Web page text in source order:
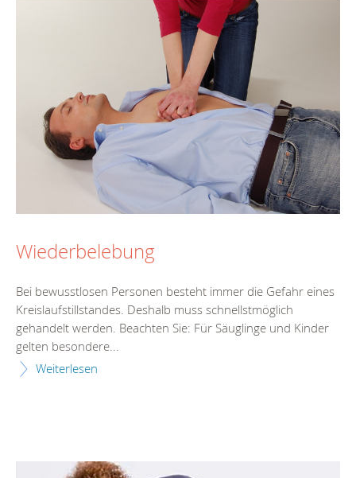
Wiederbelebung
Bei bewusstlosen Personen besteht immer die Gefahr eines
Kreislaufstillstandes. Deshalb muss schnellstmöglich
gehandelt werden. Beachten Sie: Für Säuglinge und Kinder
gelten besondere...
Weiterlesen